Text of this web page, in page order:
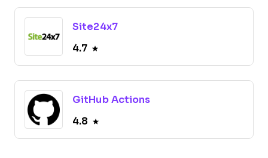
Site24x7
4.7
GitHub Actions
4.8